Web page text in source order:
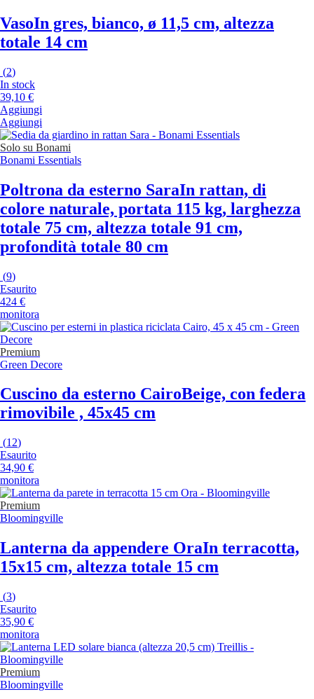
VasoIn gres, bianco, ø 11,5 cm, altezza
totale 14 cm
(2)
In stock
39,10 €
Aggiungi
Aggiungi
Solo su Bonami
Bonami Essentials
Poltrona da esterno SaraIn rattan, di
colore naturale, portata 115 kg, larghezza
totale 75 cm, altezza totale 91 cm,
profondità totale 80 cm
(9)
Esaurito
424 €
monitora
Premium
Green Decore
Cuscino da esterno CairoBeige, con federa
rimovibile , 45x45 cm
(12)
Esaurito
34,90 €
monitora
Premium
Bloomingville
Lanterna da appendere OraIn terracotta,
15x15 cm, altezza totale 15 cm
(3)
Esaurito
35,90 €
monitora
Premium
Bloomingville